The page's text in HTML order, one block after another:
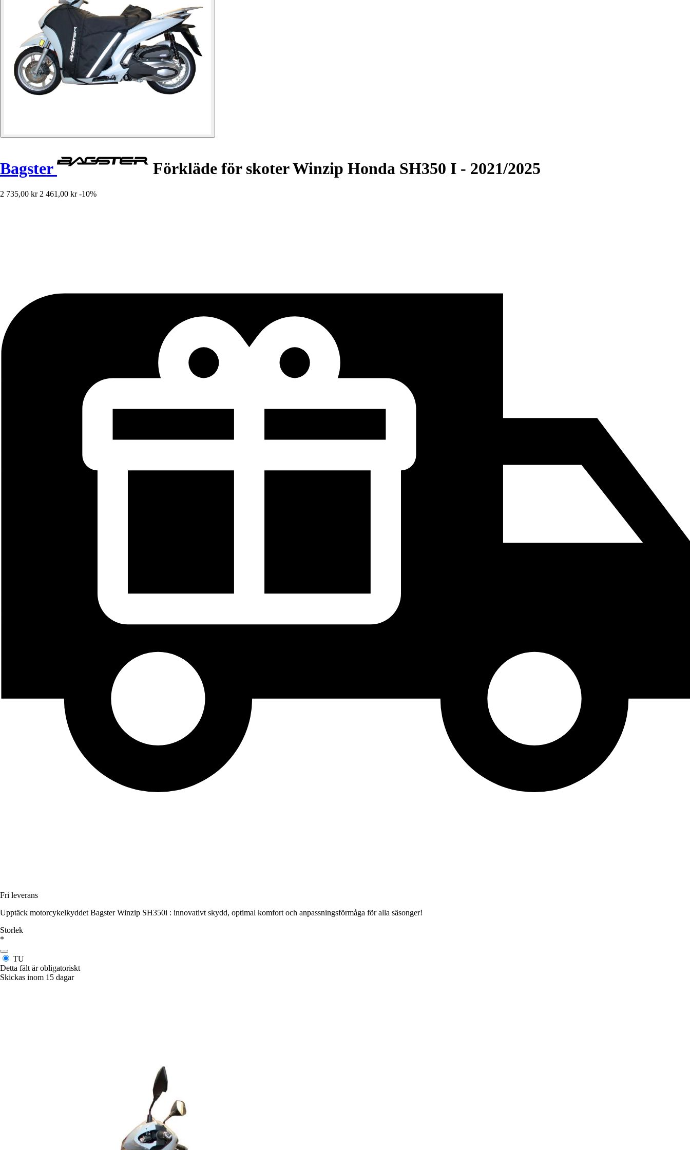
Bagster Förkläde för skoter Winzip Honda SH350 I - 2021/2025
2 735,00 kr 2 461,00 kr -10%
Fri leverans
Upptäck motorcykelkyddet Bagster Winzip SH350i : innovativt skydd, optimal komfort och anpassningsförmåga för alla säsonger!
Storlek
*
TU
Detta fält är obligatoriskt
Skickas inom 15 dagar